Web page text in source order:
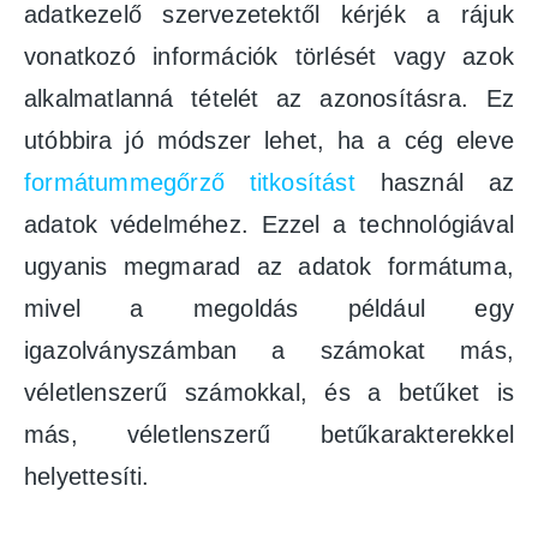
adatkezelő szervezetektől kérjék a rájuk
vonatkozó információk törlését vagy azok
alkalmatlanná tételét az azonosításra. Ez
utóbbira jó módszer lehet, ha a cég eleve
formátummegőrző titkosításthasznál az
adatok védelméhez. Ezzel a technológiával
ugyanis megmarad az adatok formátuma,
mivel a megoldás például egy
igazolványszámban a számokat más,
véletlenszerű számokkal, és a betűket is
más, véletlenszerű betűkarakterekkel
helyettesíti.